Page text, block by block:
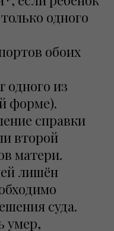
одного
обоих
одного из
форме).
справки
второй
матери.
лишён
суда.
умер,